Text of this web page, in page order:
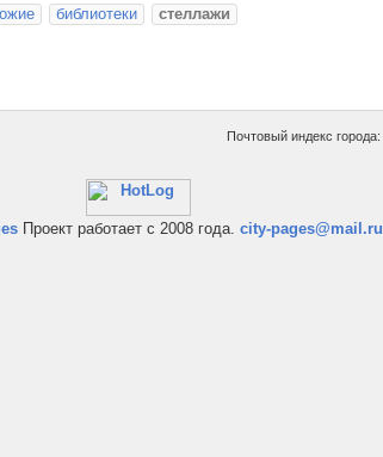
библиотеки стеллажи
Почтовый индекс города:
Проект работает с 2008 года. city-pages@mail.ru